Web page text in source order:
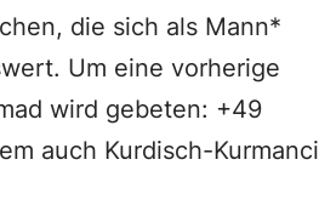
die sich als Mann*
Um eine vorherige
wird gebeten: +49
auch Kurdisch-Kurmanci